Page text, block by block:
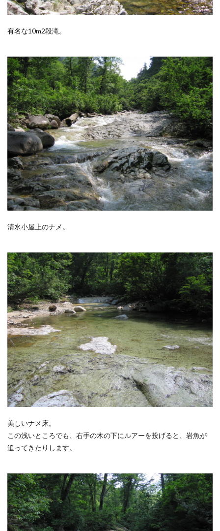
有名な10m2段滝。
清水小屋上のナメ。
美しいナメ床。
この浅いところでも、右手の木の下にルアーを投げると、岩魚が
追ってきたりします。